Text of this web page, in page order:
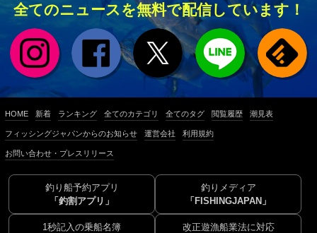
全てのニュースを無料で配信しています！
HOME 新着 ランキング 全てのカテゴリ 全てのタグ 閲覧履歴 潮見表
フィッシングジャパンからのお知らせ 運営会社 利用規約
お問い合わせ・プレスリリース
釣り船予約アプリ
「釣割アプリ」
釣りメディア
「FISHINGJAPAN」
1秒記入の乗船名簿
改正遊漁船業法に対応